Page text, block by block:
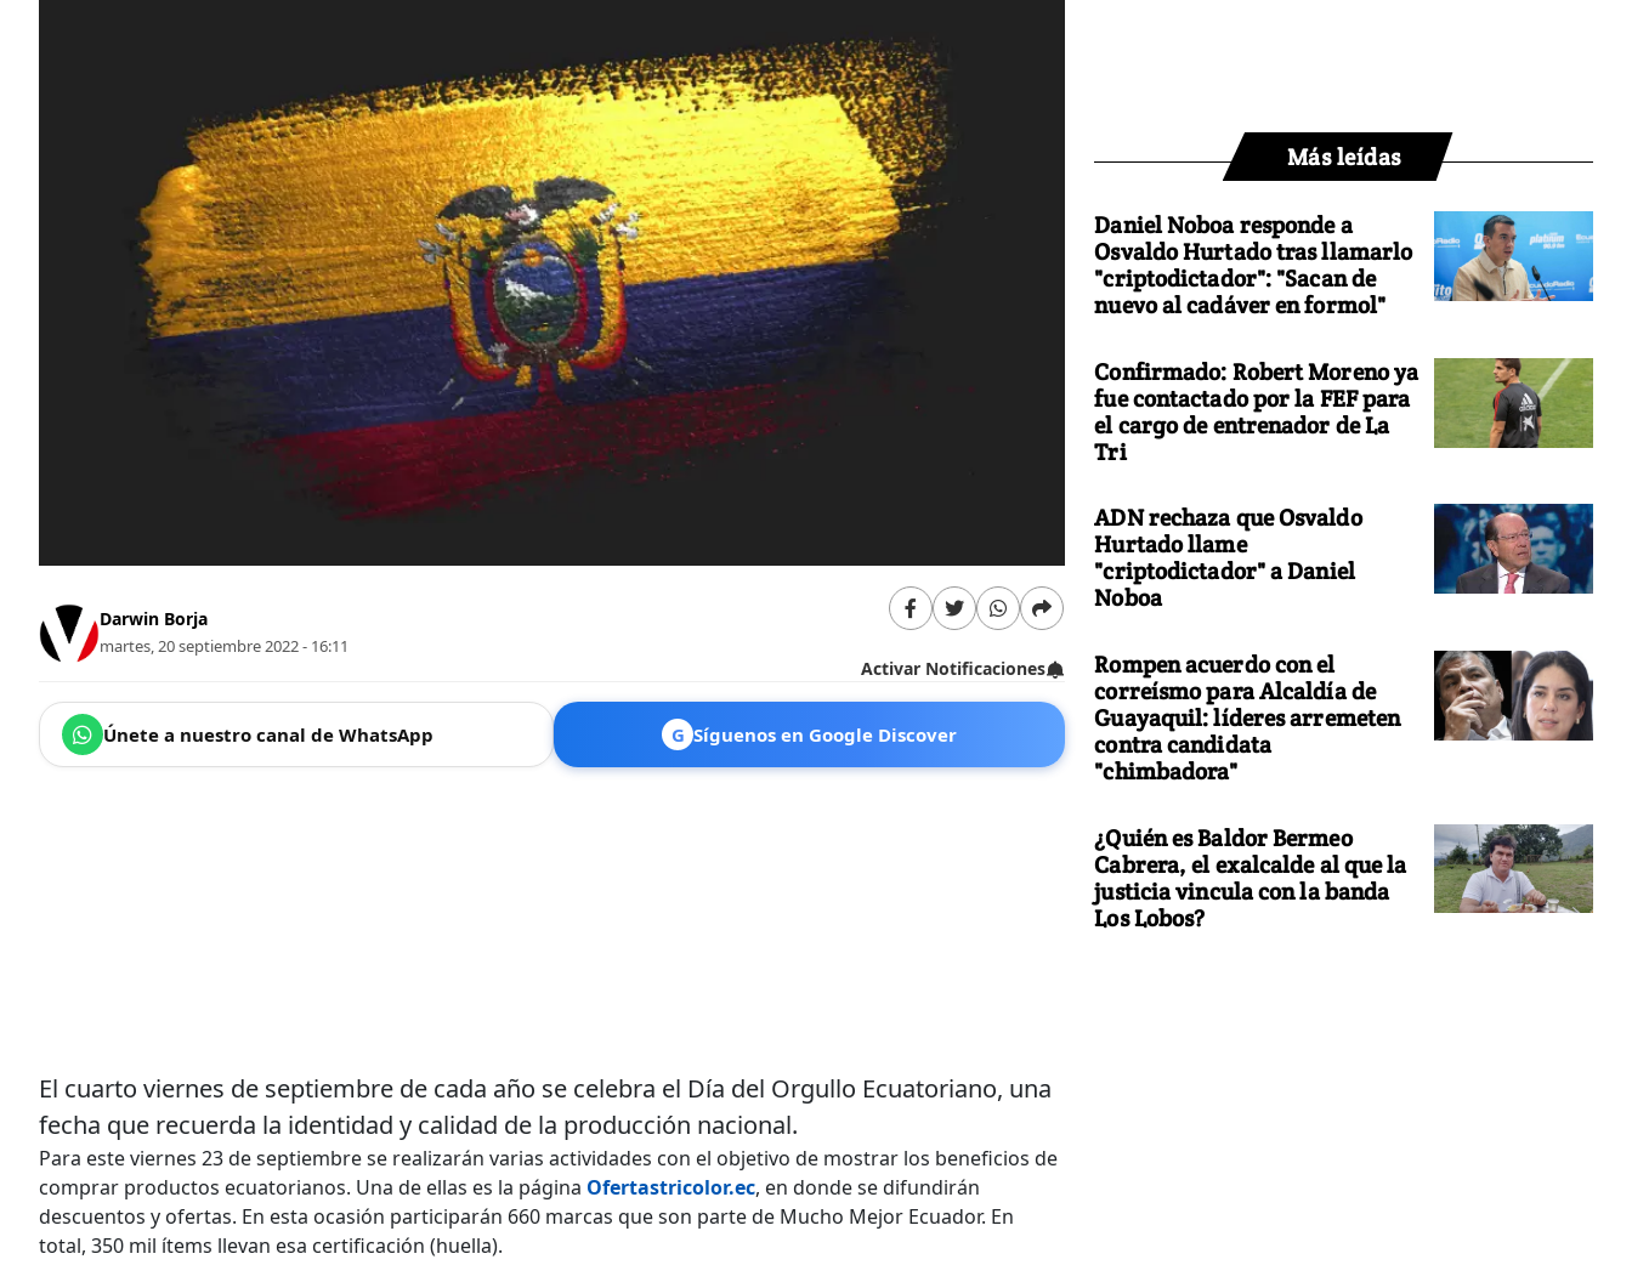
Darwin Borja
martes, 20 septiembre 2022 - 16:11
Activar Notificaciones
Únete a nuestro canal de WhatsApp G Síguenos en Google Discover
El cuarto viernes de septiembre de cada año se celebra el Día del Orgullo Ecuatoriano, una
fecha que recuerda la identidad y calidad de la producción nacional.
Para este viernes 23 de septiembre se realizarán varias actividades con el objetivo de mostrar los beneficios de
comprar productos ecuatorianos. Una de ellas es la página Ofertastricolor.ec, en donde se difundirán
descuentos y ofertas. En esta ocasión participarán 660 marcas que son parte de Mucho Mejor Ecuador. En
total, 350 mil ítems llevan esa certificación (huella).
Más leídas
Daniel Noboa responde a
Osvaldo Hurtado tras llamarlo
"criptodictador": "Sacan de
nuevo al cadáver en formol"
Confirmado: Robert Moreno ya
fue contactado por la FEF para
el cargo de entrenador de La
Tri
ADN rechaza que Osvaldo
Hurtado llame
"criptodictador" a Daniel
Noboa
Rompen acuerdo con el
correísmo para Alcaldía de
Guayaquil: líderes arremeten
contra candidata
"chimbadora"
¿Quién es Baldor Bermeo
Cabrera, el exalcalde al que la
justicia vincula con la banda
Los Lobos?